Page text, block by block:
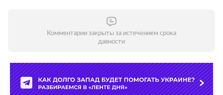
Комментарии закрыты за истечением срока
давности